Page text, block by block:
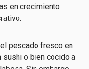
en crecimiento
pescado fresco en
sushi o bien cocido a